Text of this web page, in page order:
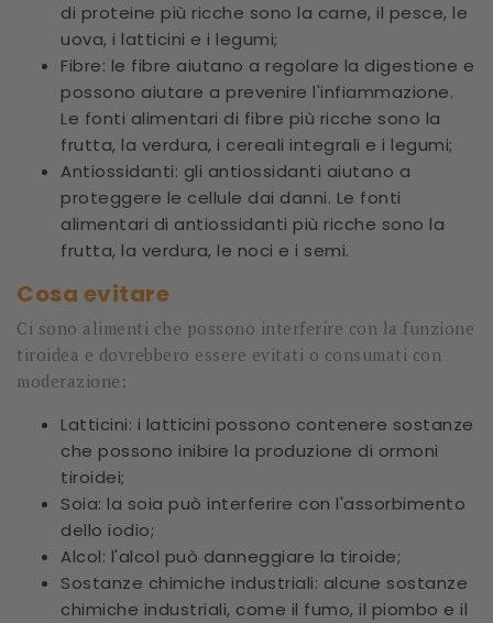
di proteine più ricche sono la carne, il pesce, le
uova, i latticini e i legumi;
Fibre: le fibre aiutano a regolare la digestione e
possono aiutare a prevenire l'infiammazione.
Le fonti alimentari di fibre più ricche sono la
frutta, la verdura, i cereali integrali e i legumi;
Antiossidanti: gli antiossidanti aiutano a
proteggere le cellule dai danni. Le fonti
alimentari di antiossidanti più ricche sono la
frutta, la verdura, le noci e i semi.
Cosa evitare
Ci sono alimenti che possono interferire con la funzione
tiroidea e dovrebbero essere evitati o consumati con
moderazione:
Latticini: i latticini possono contenere sostanze
che possono inibire la produzione di ormoni
tiroidei;
Soia: la soia può interferire con l'assorbimento
dello iodio;
Alcol: l'alcol può danneggiare la tiroide;
Sostanze chimiche industriali: alcune sostanze
chimiche industriali, come il fumo, il piombo e il